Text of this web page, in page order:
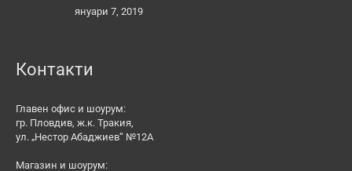
януари 7, 2019
Контакти
Главен офис и шоурум:
гр. Пловдив, ж.к. Тракия,
ул. „Нестор Абаджиев“ №12А
Магазин и шоурум: